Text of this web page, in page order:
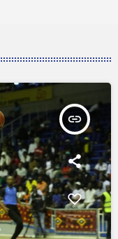
insert_link